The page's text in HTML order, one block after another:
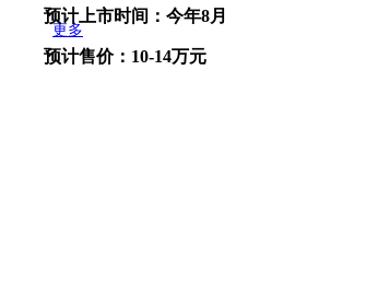
更多
预计上市时间：今年8月
预计售价：10-14万元